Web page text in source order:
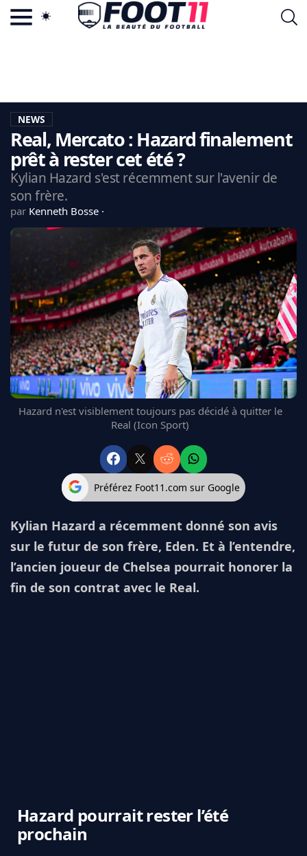
LA CHARTE
VIE PRIVÉE
CGU
CONTACTEZ-NOUS
CDM 2026
PSG
LIGUE 1
REAL MADRID
FC BARCELONE
MANCHESTER UNITED
CHELSEA
ARSENAL
BAYERN
L'AVIS DE LA RÉDAC'
NEWS
Real, Mercato : Hazard finalement
prêt à rester cet été ?
Kylian Hazard s'est récemment sur l'avenir de
son frère.
par Kenneth Bosse
Hazard n'est visiblement toujours pas décidé à quitter le
Real (Icon Sport)
Préférez Foot11.com sur Google
Kylian Hazard a récemment donné son avis
sur le futur de son frère, Eden. Et à l’entendre,
l’ancien joueur de Chelsea pourrait honorer la
fin de son contrat avec le Real.
Hazard pourrait rester l’été
prochain